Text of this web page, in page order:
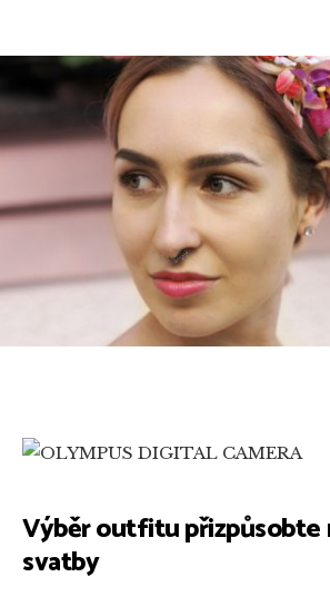
Výběr outfitu přizpůsobte
svatby